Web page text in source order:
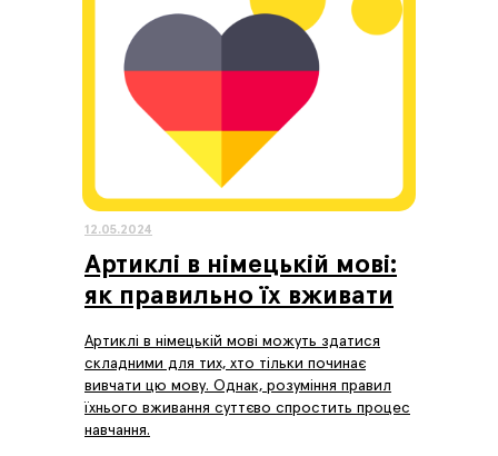
Артиклі в німецькій мові:
як правильно їх вживати
Артиклі в німецькій мові можуть здатися
складними для тих, хто тільки починає
вивчати цю мову. Однак, розуміння правил
їхнього вживання суттєво спростить процес
навчання.
12.05.2024